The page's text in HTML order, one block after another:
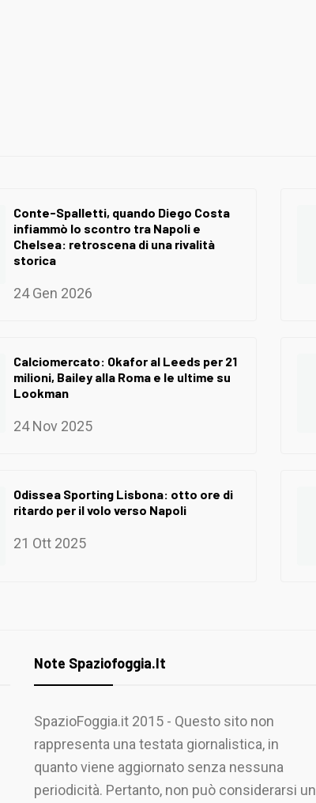
Conte-Spalletti, quando Diego Costa
infiammò lo scontro tra Napoli e
Chelsea: retroscena di una rivalità
storica
24 Gen 2026
Calciomercato: Okafor al Leeds per 21
milioni, Bailey alla Roma e le ultime su
Lookman
24 Nov 2025
Odissea Sporting Lisbona: otto ore di
ritardo per il volo verso Napoli
21 Ott 2025
Note Spaziofoggia.it
SpazioFoggia.it 2015 - Questo sito non
rappresenta una testata giornalistica, in
quanto viene aggiornato senza nessuna
periodicità. Pertanto, non può considerarsi un